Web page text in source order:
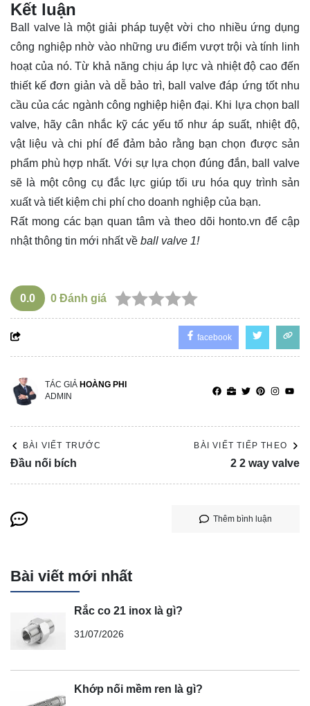
Kết luận
Ball valve là một giải pháp tuyệt vời cho nhiều ứng dụng
công nghiệp nhờ vào những ưu điểm vượt trội và tính linh
hoạt của nó. Từ khả năng chịu áp lực và nhiệt độ cao đến
thiết kế đơn giản và dễ bảo trì, ball valve đáp ứng tốt nhu
cầu của các ngành công nghiệp hiện đại. Khi lựa chọn ball
valve, hãy cân nhắc kỹ các yếu tố như áp suất, nhiệt độ,
vật liệu và chi phí để đảm bảo rằng bạn chọn được sản
phẩm phù hợp nhất. Với sự lựa chọn đúng đắn, ball valve
sẽ là một công cụ đắc lực giúp tối ưu hóa quy trình sản
xuất và tiết kiệm chi phí cho doanh nghiệp của bạn.
Rất mong các bạn quan tâm và theo dõi honto.vn để cập
nhật thông tin mới nhất về ball valve 1!
0.0 0 Đánh giá
facebook
TÁC GIẢ HOÀNG PHI
ADMIN
BÀI VIẾT TRƯỚC
Đầu nối bích
BÀI VIẾT TIẾP THEO
2 2 way valve
Thêm bình luận
Bài viết mới nhất
Rắc co 21 inox là gì?
31/07/2026
Khớp nối mềm ren là gì?